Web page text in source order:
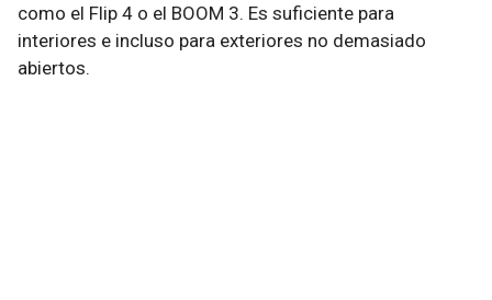
como el Flip 4 o el BOOM 3. Es suficiente para
interiores e incluso para exteriores no demasiado
abiertos.